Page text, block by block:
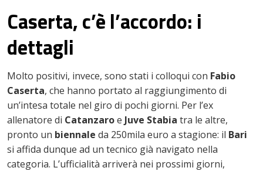
Caserta, c’è l’accordo: i
dettagli
Molto positivi, invece, sono stati i colloqui con Fabio
Caserta, che hanno portato al raggiungimento di
un’intesa totale nel giro di pochi giorni. Per l’ex
allenatore di Catanzaroe Juve Stabia tra le altre,
pronto un biennale da 250mila euro a stagione: il Bari
si affida dunque ad un tecnico già navigato nella
categoria. L’ufficialità arriverà nei prossimi giorni,